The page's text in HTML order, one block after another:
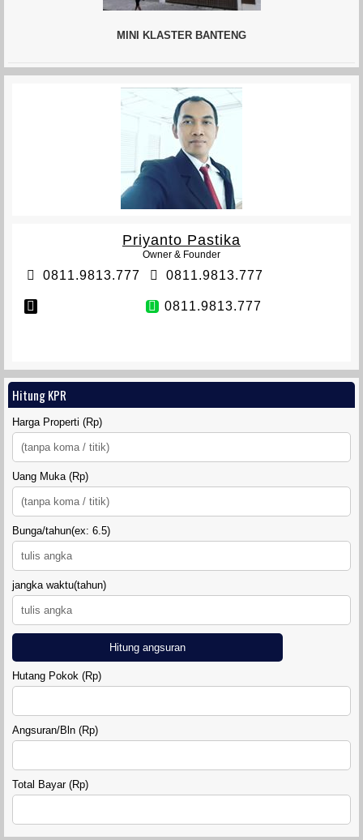
MINI KLASTER BANTENG
VETERAN TOWNHOUSE
DIAMOND LAND SIDOARUM
RUMAH GRIYA SAHABAT 7
Priyanto Pastika
Owner & Founder
0811.9813.777 0811.9813.777
0811.9813.777
Hitung KPR
Harga Properti (Rp)
Uang Muka (Rp)
Bunga/tahun(ex: 6.5)
jangka waktu(tahun)
Hitung angsuran
Hutang Pokok (Rp)
Angsuran/Bln (Rp)
Total Bayar (Rp)